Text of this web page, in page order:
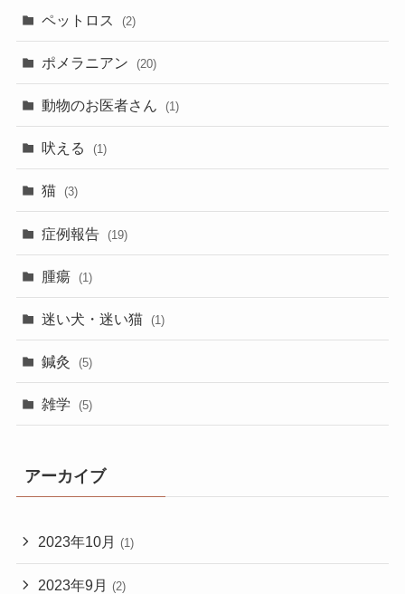
ペットロス (2)
ポメラニアン (20)
動物のお医者さん (1)
吠える (1)
猫 (3)
症例報告 (19)
腫瘍 (1)
迷い犬・迷い猫 (1)
鍼灸 (5)
雑学 (5)
アーカイブ
2023年10月 (1)
2023年9月 (2)